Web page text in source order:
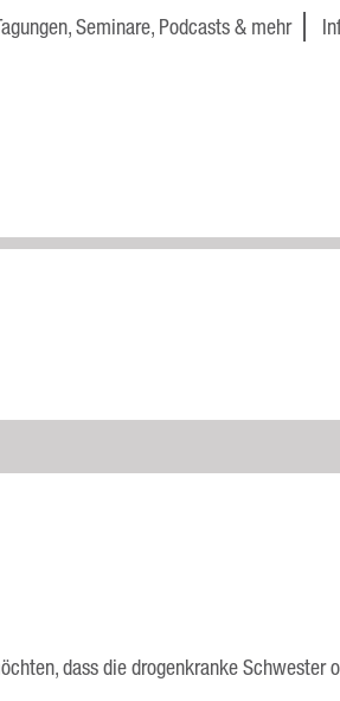
Seminare, Podcasts & mehr
dass die drogenkranke Schwester